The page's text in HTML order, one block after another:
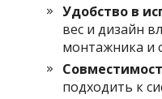
Удобство в
вес и дизайн
монтажника и
подходить к